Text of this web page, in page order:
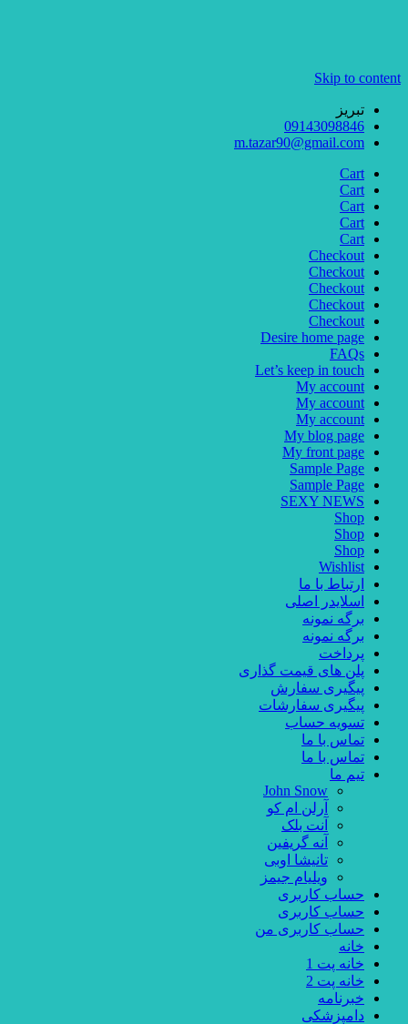
Skip to content
تبریز
09143098846
m.tazar90@gmail.com
Cart
Cart
Cart
Cart
Cart
Checkout
Checkout
Checkout
Checkout
Checkout
Desire home page
FAQs
Let’s keep in touch
My account
My account
My account
My blog page
My front page
Sample Page
Sample Page
SEXY NEWS
Shop
Shop
Shop
Wishlist
ارتباط با ما
اسلایدر اصلی
برگه نمونه
برگه نمونه
پرداخت
پلن های قیمت گذاری
پیگیری سفارش
پیگیری سفارشات
تسویه حساب
تماس با ما
تماس با ما
تیم ما
John Snow
آرلن ام کو
آنت بلک
آنه گریفین
تانیشا اوبی
ویلیام جیمز
حساب کاربری
حساب کاربری
حساب کاربری من
خانه
خانه پت 1
خانه پت 2
خبرنامه
دامپزشکی